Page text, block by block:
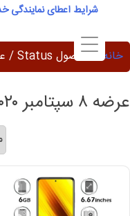
content
شرایط اعطای
خانه/ محصول Status / عرضه ۸ سپتامبر ۲۰۲۰
عرضه ۸ سپتامبر ۲۰۲۰